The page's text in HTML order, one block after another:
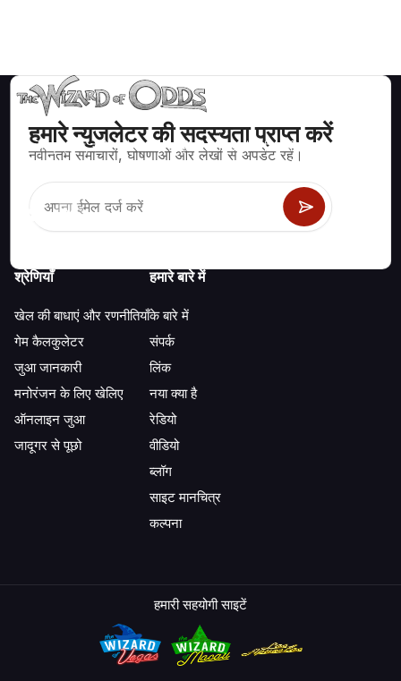
हमारे न्युजलेटर की सदस्यता प्राप्त करें
नवीनतम समाचारों, घोषणाओं और लेखों से अपडेट रहें।
ब्लैकजैक, क्रेप्स, रूलेट और अन्य सैकड़ों कैसीनो खेलों के लिए गणितीय रूप से सही
श्रेणियाँ
खेल की बाधाएं और रणनीतियाँ
गेम कैलकुलेटर
जुआ जानकारी
मनोरंजन के लिए खेलिए
ऑनलाइन जुआ
जादूगर से पूछो
हमारे बारे में
के बारे में
संपर्क
लिंक
नया क्या है
रेडियो
वीडियो
ब्लॉग
साइट मानचित्र
कल्पना
हमारी सहयोगी साइटें